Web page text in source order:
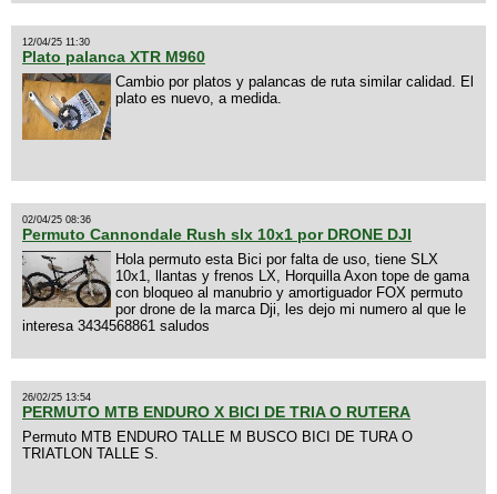
12/04/25 11:30
Plato palanca XTR M960
Cambio por platos y palancas de ruta similar calidad. El
plato es nuevo, a medida.
02/04/25 08:36
Permuto Cannondale Rush slx 10x1 por DRONE DJI
Hola permuto esta Bici por falta de uso, tiene SLX
10x1, llantas y frenos LX, Horquilla Axon tope de gama
con bloqueo al manubrio y amortiguador FOX permuto
por drone de la marca Dji, les dejo mi numero al que le
interesa 3434568861 saludos
26/02/25 13:54
PERMUTO MTB ENDURO X BICI DE TRIA O RUTERA
Permuto MTB ENDURO TALLE M BUSCO BICI DE TURA O
TRIATLON TALLE S.